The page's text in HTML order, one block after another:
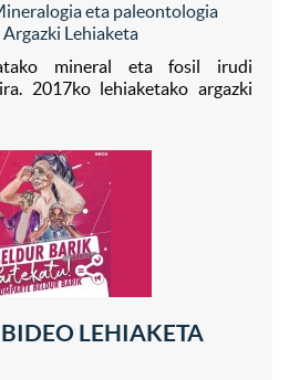
eta paleontologia
Argazki Lehiaketa
mineral eta fosil irudi
2017ko lehiaketako argazki
LEHIAKETA